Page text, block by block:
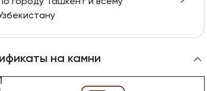
на камни